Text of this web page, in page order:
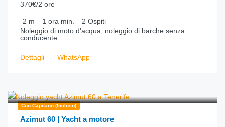
370€/2 ore
2 m 1 ora min. 2 Ospiti
Noleggio di moto d'acqua, noleggio di barche senza
conducente
Dettagli WhatsApp
Con Capitano (incluso)
Azimut 60 | Yacht a motore